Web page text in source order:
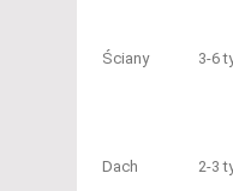
Ściany 3-6
Dach 2-3